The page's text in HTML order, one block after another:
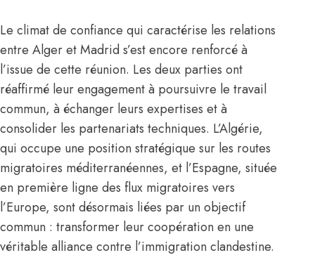
Le climat de confiance qui caractérise les relations
entre Alger et Madrid s’est encore renforcé à
l’issue de cette réunion. Les deux parties ont
réaffirmé leur engagement à poursuivre le travail
commun, à échanger leurs expertises et à
consolider les partenariats techniques. L’Algérie,
qui occupe une position stratégique sur les routes
migratoires méditerranéennes, et l’Espagne, située
en première ligne des flux migratoires vers
l’Europe, sont désormais liées par un objectif
commun : transformer leur coopération en une
véritable alliance contre l’immigration clandestine.